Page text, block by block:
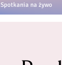
Spotkania na żywo